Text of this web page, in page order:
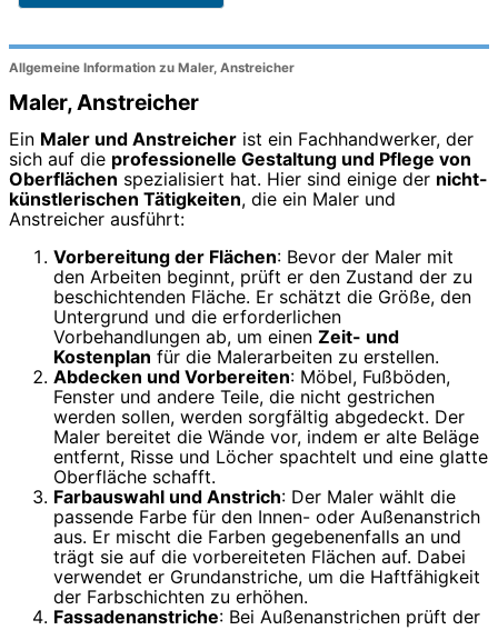
Allgemeine Information zu Maler, Anstreicher
Maler, Anstreicher
Ein Maler und Anstreicher ist ein Fachhandwerker, der
sich auf die professionelle Gestaltung und Pflege von
Oberflächen spezialisiert hat. Hier sind einige der nicht-
künstlerischen Tätigkeiten, die ein Maler und
Anstreicher ausführt:
Vorbereitung der Flächen: Bevor der Maler mit
den Arbeiten beginnt, prüft er den Zustand der zu
beschichtenden Fläche. Er schätzt die Größe, den
Untergrund und die erforderlichen
Vorbehandlungen ab, um einen Zeit- und
Kostenplan für die Malerarbeiten zu erstellen.
Abdecken und Vorbereiten: Möbel, Fußböden,
Fenster und andere Teile, die nicht gestrichen
werden sollen, werden sorgfältig abgedeckt. Der
Maler bereitet die Wände vor, indem er alte Beläge
entfernt, Risse und Löcher spachtelt und eine glatte
Oberfläche schafft.
Farbauswahl und Anstrich: Der Maler wählt die
passende Farbe für den Innen- oder Außenanstrich
aus. Er mischt die Farben gegebenenfalls an und
trägt sie auf die vorbereiteten Flächen auf. Dabei
verwendet er Grundanstriche, um die Haftfähigkeit
der Farbschichten zu erhöhen.
Fassadenanstriche: Bei Außenanstrichen prüft der